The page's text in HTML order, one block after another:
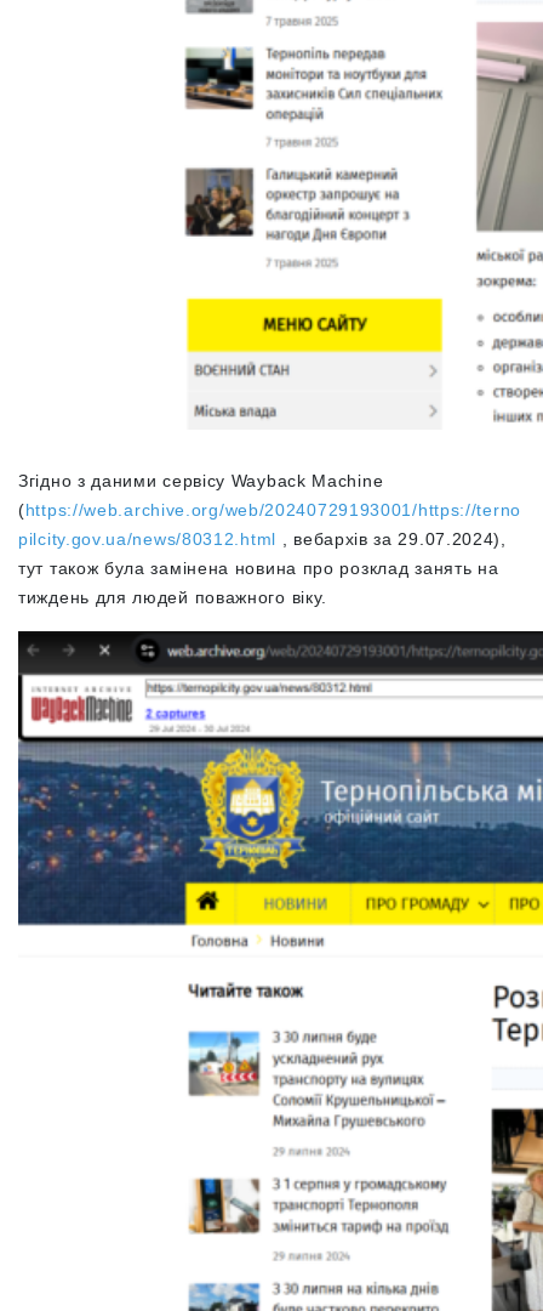
Згідно з даними сервісу Wayback Machine
(https://web.archive.org/web/20240729193001/https://terno
pilcity.gov.ua/news/80312.html , вебархів за 29.07.2024),
тут також була замінена новина про розклад занять на
тиждень для людей поважного віку.